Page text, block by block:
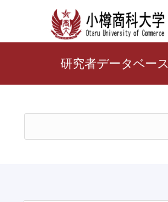
研究者データベース